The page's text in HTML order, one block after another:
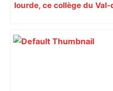
lourde, ce collège du